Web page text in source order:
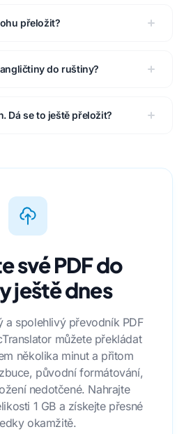
přeložit?
do ruštiny?
Dá se to ještě přeložit?
své PDF do
ještě dnes
a spolehlivý převodník PDF
můžete překládat
několika minut a přitom
původní formátování,
nedotčené. Nahrajte
1 GB a získejte přesné
okamžitě.